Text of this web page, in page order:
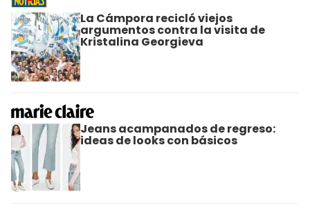
La Cámpora recicló viejos
argumentos contra la visita de
Kristalina Georgieva
Jeans acampanados de regreso:
ideas de looks con básicos